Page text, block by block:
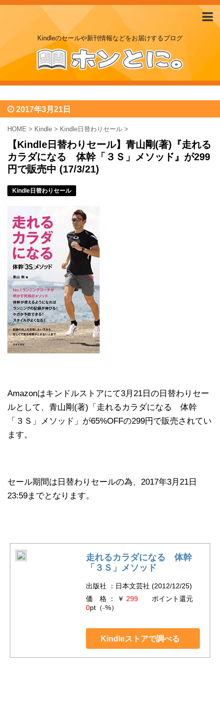
Kindleのセールや新刊情報などをお届けするブログ
2017年3月21日
HOME > Kindle > Kindle日替わりセール >
【Kindle日替わりセール】青山剛(著)『走れる
カラダになる 体幹「３Ｓ」メソッド』が299
円で販売中 (17/3/21)
Kindle日替わりセール
Amazonはキンドルストアにて3月21日の日替わりセー
ルとして、青山剛(著)「走れるカラダになる 体幹
「３Ｓ」メソッド」が65%OFFの299円で販売されてい
ます。
セール期間は日替わりセールの為、2017年3月21日
23:59までとなります。
走れるカラダになる 体幹
「３Ｓ」メソッド
出版社 ：日本文芸社 (2012/12/25)
価 格 ： ￥ 299ポイント還元
0pt（-%）
Kindleストアで調べる